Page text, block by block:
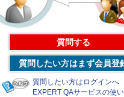
質問する
質問したい方はまず会員登
質問したい方はログインへ
EXPERT QAサービスの使